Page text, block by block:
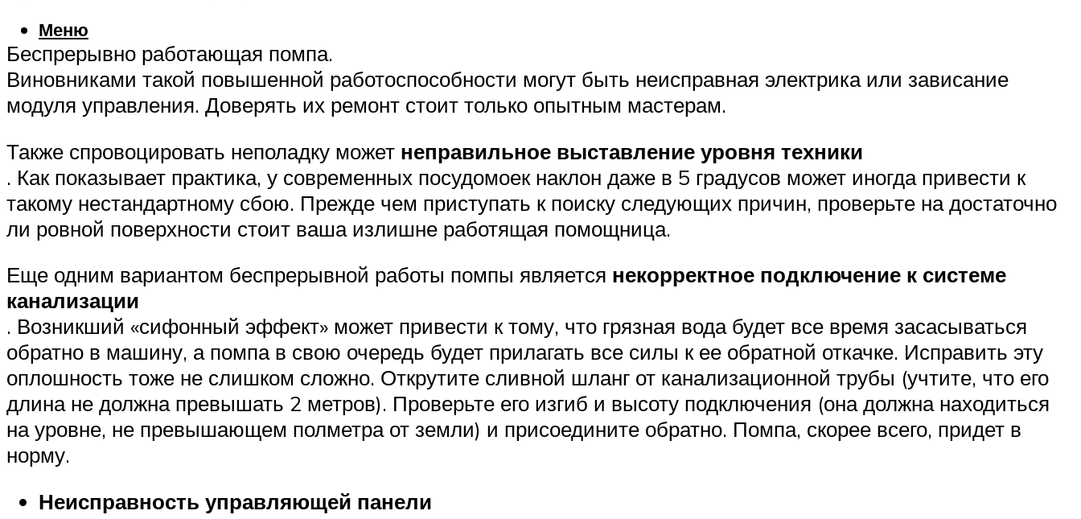
Меню
Беспрерывно работающая помпа.
Виновниками такой повышенной работоспособности могут быть неисправная электрика или зависание
модуля управления. Доверять их ремонт стоит только опытным мастерам.
Также спровоцировать неполадку может неправильное выставление уровня техники
. Как показывает практика, у современных посудомоек наклон даже в 5 градусов может иногда привести к
такому нестандартному сбою. Прежде чем приступать к поиску следующих причин, проверьте на достаточно
ли ровной поверхности стоит ваша излишне работящая помощница.
Еще одним вариантом беспрерывной работы помпы является некорректное подключение к системе
канализации
. Возникший «сифонный эффект» может привести к тому, что грязная вода будет все время засасываться
обратно в машину, а помпа в свою очередь будет прилагать все силы к ее обратной откачке. Исправить эту
оплошность тоже не слишком сложно. Открутите сливной шланг от канализационной трубы (учтите, что его
длина не должна превышать 2 метров). Проверьте его изгиб и высоту подключения (она должна находиться
на уровне, не превышающем полметра от земли) и присоедините обратно. Помпа, скорее всего, придет в
норму.
Неисправность управляющей панели